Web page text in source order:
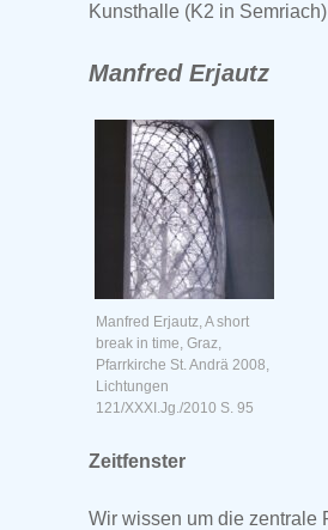
Kunsthalle (K2 in
Manfred Erjautz
Manfred Erjautz, A short
break in time, Graz,
Pfarrkirche St. Andrä 2008,
Lichtungen
121/XXXI.Jg./2010 S. 95
Zeitfenster
Wir wissen um die zentrale